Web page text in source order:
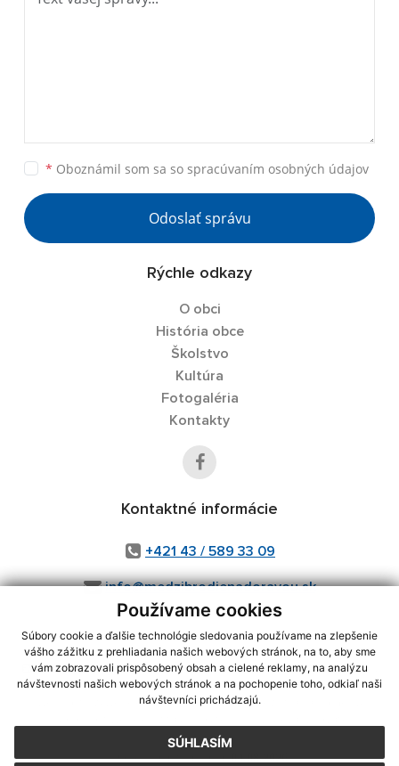
Používame cookies
Súbory cookie a ďalšie technológie sledovania používame na zlepšenie
vášho zážitku z prehliadania našich webových stránok, na to, aby sme
vám zobrazovali prispôsobený obsah a cielené reklamy, na analýzu
návštevnosti našich webových stránok a na pochopenie toho, odkiaľ naši
návštevníci prichádzajú.
SÚHLASÍM
* Oboznámil som sa so spracúvaním osobných údajov
Odoslať správu
Rýchle odkazy
O obci
História obce
Školstvo
Kultúra
Fotogaléria
Kontakty
Kontaktné informácie
+421 43 / 589 33 09
info@medzibrodienadoravou.sk
využite možnosť získavania aktuálnych informácií s využitím RSS
CMS systém (redakčný) systém ECHELON 2,Mapa stránok,web portál
webex.digital, s.r.o.,domény,registrácia domény
Posledná aktualizácia:04.08.2026